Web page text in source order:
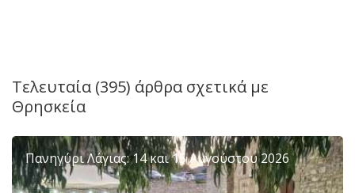
Τελευταία (395) άρθρα σχετικά με
Θρησκεία
Πανηγύρι Λάγιας: 14 και 15 Αυγούστου 2026